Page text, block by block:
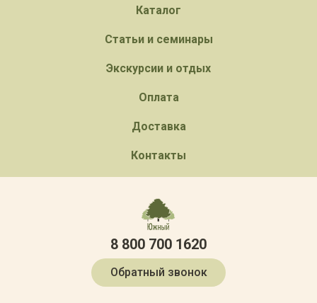
Каталог
Статьи и семинары
Экскурсии и отдых
Оплата
Доставка
Контакты
8 800 700 1620
Обратный звонок